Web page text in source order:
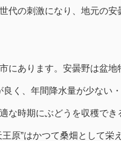
代の刺激になり、地元の安
にあります。安曇野は盆
く、年間降水量が少ない
な時期にぶどうを収穫でき
王原”はかつて桑畑として